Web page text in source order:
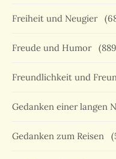
Freiheit und Neugier
Freude und Humor
Freundlichkeit und
Gedanken einer langen
Gedanken zum Reisen